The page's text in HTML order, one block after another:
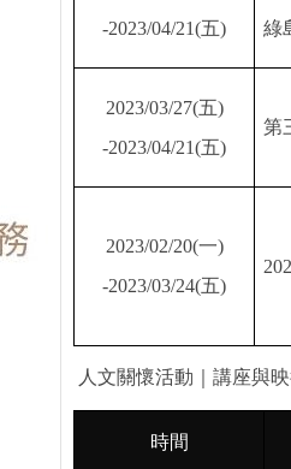
-2023/04/21(五)
綠
2023/03/27(五)
-2023/04/21(五)
第
2023/02/20(一)
-2023/03/24(五)
人文關懷活動｜講座與
時間